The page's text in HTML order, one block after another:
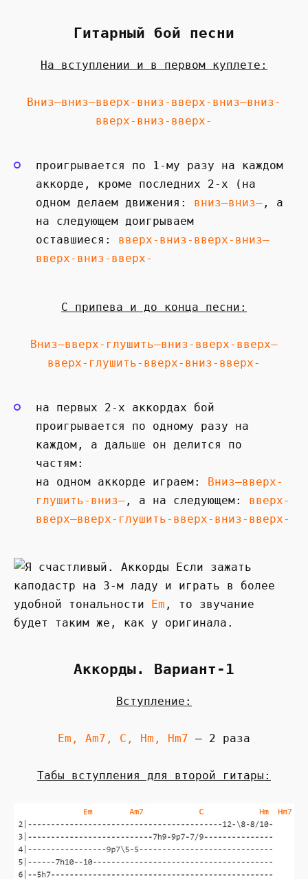
Гитарный бой песни
На вступлении и в первом куплете:
Вниз—вниз—вверх-вниз-вверх-вниз—вниз-
вверх-вниз-вверх-
проигрывается по 1-му разу на каждом
аккорде, кроме последних 2-х (на
одном делаем движения: вниз—вниз— , а
на следующем доигрываем
оставшиеся: вверх-вниз-вверх-вниз—
вверх-вниз-вверх-
С припева и до конца песни:
Вниз—вверх-глушить—вниз-вверх-вверх—
вверх-глушить-вверх-вниз-вверх-
на первых 2-х аккордах бой
проигрывается по одному разу на
каждом, а дальше он делится по
частям:
на одном аккорде играем: Вниз—вверх-
глушить-вниз— , а на следующем: вверх-
вверх—вверх-глушить-вверх-вниз-вверх-
Если зажать
каподастр на 3-м ладу и играть в более
удобной тональности
Em , то звучание
будет таким же, как у оригинала.
Аккорды. Вариант-1
Вступление:
Em, Am7, C, Hm, Hm7 — 2 раза
Табы вступления для второй гитары: